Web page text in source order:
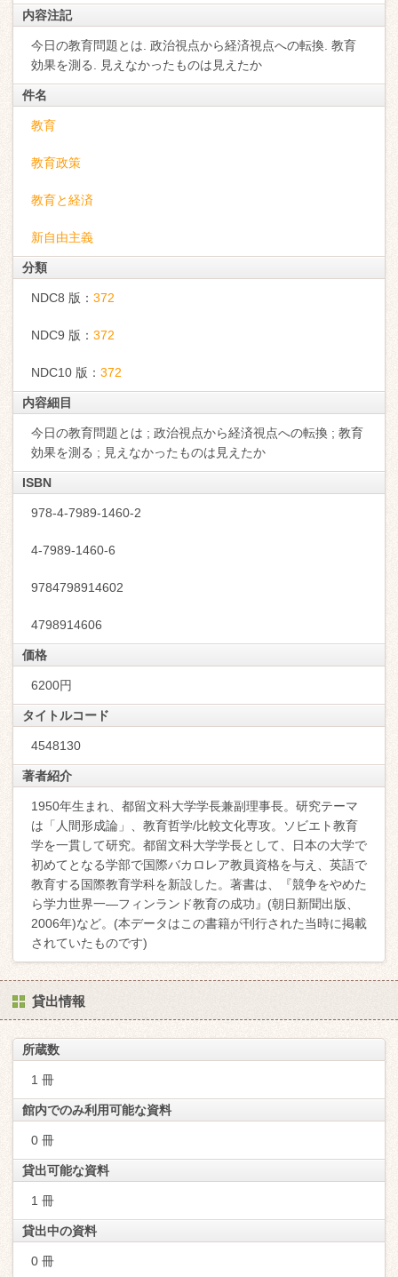
内容注記
今日の教育問題とは. 政治視点から経済視点への転換. 教育
効果を測る. 見えなかったものは見えたか
件名
教育
教育政策
教育と経済
新自由主義
分類
NDC8 版： 372
NDC9 版： 372
NDC10 版： 372
内容細目
今日の教育問題とは ; 政治視点から経済視点への転換 ; 教育
効果を測る ; 見えなかったものは見えたか
ISBN
978-4-7989-1460-2
4-7989-1460-6
9784798914602
4798914606
価格
6200円
タイトルコード
4548130
著者紹介
1950年生まれ、都留文科大学学長兼副理事長。研究テーマ
は「人間形成論」、教育哲学/比較文化専攻。ソビエト教育
学を一貫して研究。都留文科大学学長として、日本の大学で
初めてとなる学部で国際バカロレア教員資格を与え、英語で
教育する国際教育学科を新設した。著書は、『競争をやめた
ら学力世界一―フィンランド教育の成功』(朝日新聞出版、
2006年)など。(本データはこの書籍が刊行された当時に掲載
されていたものです)
貸出情報
所蔵数
1 冊
館内でのみ利用可能な資料
0 冊
貸出可能な資料
1 冊
貸出中の資料
0 冊